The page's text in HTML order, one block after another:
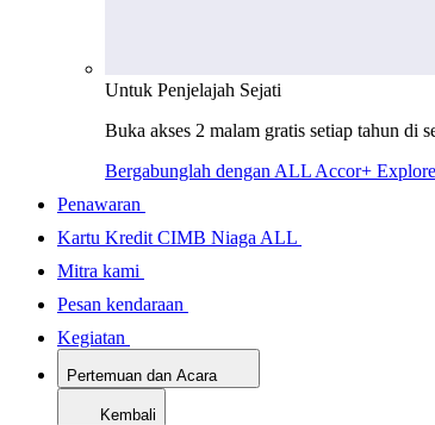
Untuk Penjelajah Sejati
Buka akses 2 malam gratis setiap tahun di
Bergabunglah dengan ALL Accor+
Penawaran
Kartu Kredit CIMB Niaga ALL
Mitra kami
Pesan kendaraan
Kegiatan
Pertemuan dan Acara
Kembali